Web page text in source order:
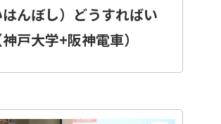
はんぼし）どうすればい
戸大学+阪神電車）